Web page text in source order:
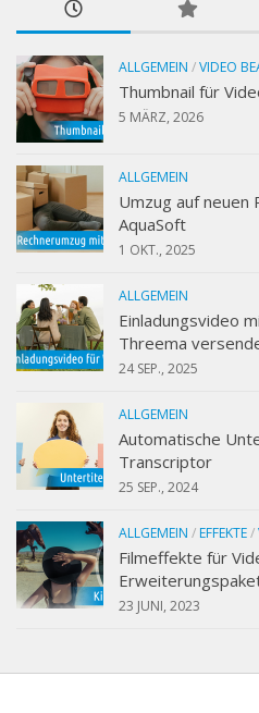
ALLGEMEIN /VIDEO
Thumbnail für
5 MÄRZ, 2026
ALLGEMEIN
Umzug auf neuen
AquaSoft
1 OKT., 2025
ALLGEMEIN
Einladungsvideo
Threema
24 SEP., 2025
ALLGEMEIN
Automatische
Transcriptor
25 SEP., 2024
ALLGEMEIN / EFFEKTE/
Filmeffekte für
23 JUNI, 2023